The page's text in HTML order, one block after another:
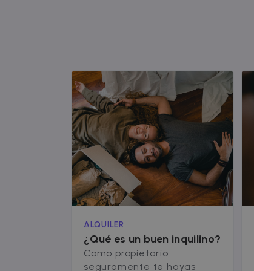
ALQUILER
¿Qué es un buen inquilino?
Como propietario
seguramente te hayas